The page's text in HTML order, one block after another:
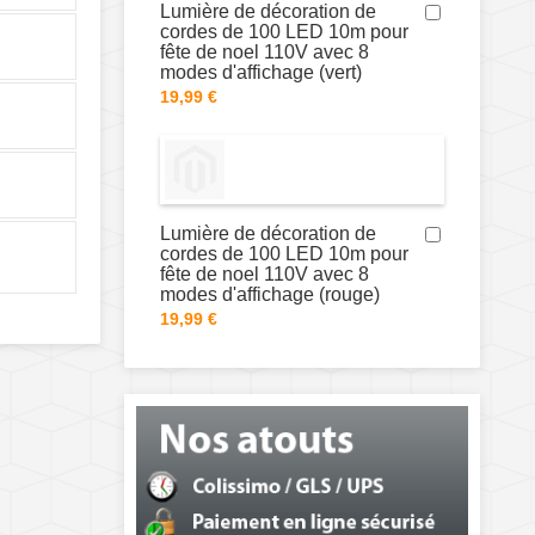
Lumière de décoration de
cordes de 100 LED 10m pour
fête de noel 110V avec 8
modes d'affichage (vert)
19,99 €
Lumière de décoration de
cordes de 100 LED 10m pour
fête de noel 110V avec 8
modes d'affichage (rouge)
19,99 €